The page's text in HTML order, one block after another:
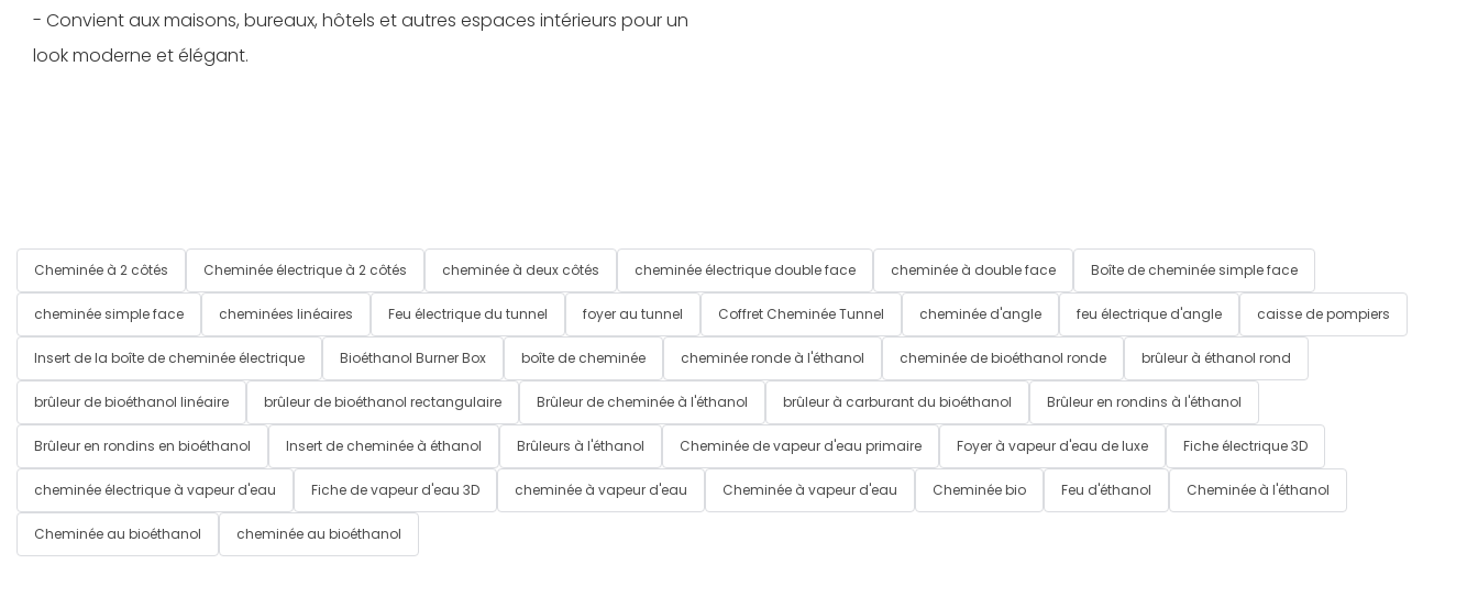
- Convient aux maisons, bureaux, hôtels et autres espaces intérieurs pour un
look moderne et élégant.
Cheminée à 2 côtés Cheminée électrique à 2 côtés cheminée à deux côtés cheminée électrique double face cheminée à double face Boîte de cheminée simple face
cheminée simple face cheminées linéaires Feu électrique du tunnel foyer au tunnel Coffret Cheminée Tunnel cheminée d'angle feu électrique d'angle caisse de pompiers
Insert de la boîte de cheminée électrique Bioéthanol Burner Box boîte de cheminée cheminée ronde à l'éthanol cheminée de bioéthanol ronde brûleur à éthanol rond
brûleur de bioéthanol linéaire brûleur de bioéthanol rectangulaire Brûleur de cheminée à l'éthanol brûleur à carburant du bioéthanol Brûleur en rondins à l'éthanol
Brûleur en rondins en bioéthanol Insert de cheminée à éthanol Brûleurs à l'éthanol Cheminée de vapeur d'eau primaire Foyer à vapeur d'eau de luxe Fiche électrique 3D
cheminée électrique à vapeur d'eau Fiche de vapeur d'eau 3D cheminée à vapeur d'eau Cheminée à vapeur d'eau Cheminée bio Feu d'éthanol Cheminée à l'éthanol
Cheminée au bioéthanol cheminée au bioéthanol